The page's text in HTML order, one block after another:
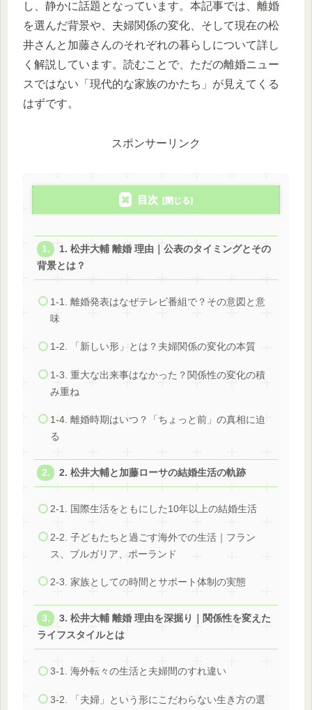
し、静かに話題となっています。本記事では、離婚
を選んだ背景や、夫婦関係の変化、そして現在の松
井さんと加藤さんのそれぞれの暮らしについて詳し
く解説しています。読むことで、ただの離婚ニュー
スではない「現代的な家族のかたち」が見えてくる
はずです。
スポンサーリンク
目次
1. 松井大輔 離婚 理由｜公表のタイミングとその
背景とは？
1-1. 離婚発表はなぜテレビ番組で？その意図と意
味
1-2. 「新しい形」とは？夫婦関係の変化の本質
1-3. 重大な出来事はなかった？関係性の変化の積
み重ね
1-4. 離婚時期はいつ？「ちょっと前」の真相に迫
る
2. 松井大輔と加藤ローサの結婚生活の軌跡
2-1. 国際生活をともにした10年以上の結婚生活
2-2. 子どもたちと過ごす海外での生活｜フラン
ス、ブルガリア、ポーランド
2-3. 家族としての時間とサポート体制の実態
3. 松井大輔 離婚 理由を深掘り｜関係性を変えた
ライフスタイルとは
3-1. 海外転々の生活と夫婦間のすれ違い
3-2. 「夫婦」という形にこだわらない生き方の選